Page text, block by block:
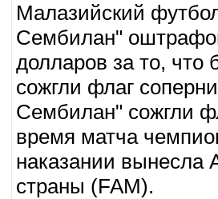
Малазийский
Сембилан"
долларов за то,
сожгли флаг
Сембилан" сожгли
время матча
наказании вынесла
страны (FAM).